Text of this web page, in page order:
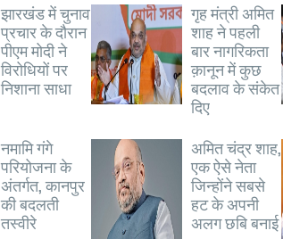
झारखंड में चुनाव
प्रचार के दौरान
पीएम मोदी ने
विरोधियों पर
निशाना साधा
गृह मंत्री अमित
शाह ने पहली
बार नागरिकता
क़ानून में कुछ
बदलाव के संकेत
दिए
नमामि गंगे
परियोजना के
अंतर्गत, कानपुर
की बदलती
तस्वीरे
अमित चंद्र शाह,
एक ऐसे नेता
जिन्होंने सबसे
हट के अपनी
अलग छबि बनाई